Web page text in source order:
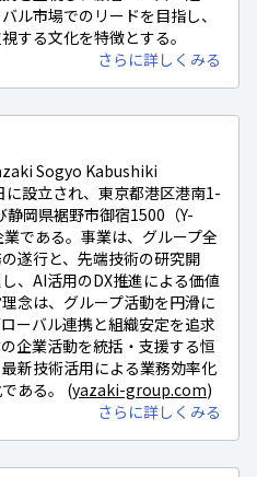
ル市場でのリードを目指し、
する文化を特徴とする。
さらに詳しくみる
Sogyo Kabushiki
設立され、東京都港区港南1-
岡県裾野市御宿1500（Y-
である。事業は、グループ全
遂行と、先端技術の研究開
、AI活用のDX推進による価値
念は、グループ活動を円滑に
ーバル連携と組織安定を追求
企業活動を統括・支援する恒
新技術活用による業務効率化
ある。 (yazaki-group.com)
さらに詳しくみる